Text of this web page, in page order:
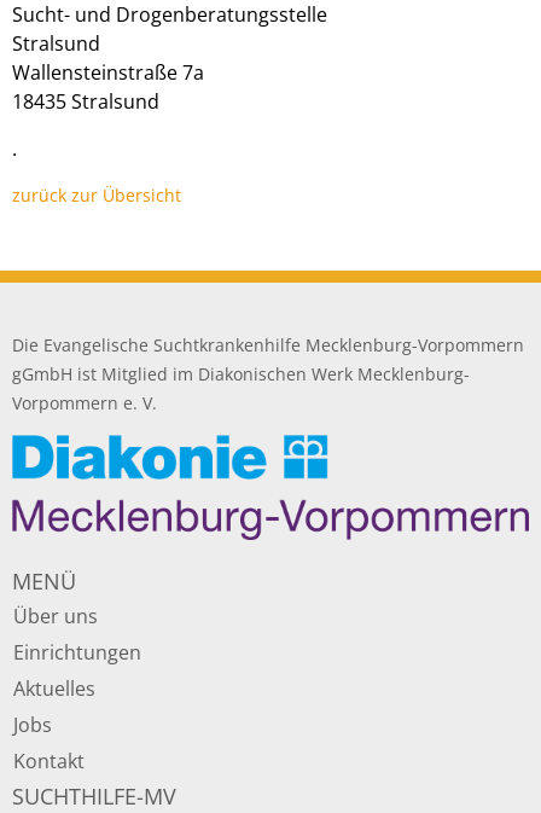
Sucht- und Drogenberatungsstelle
Stralsund
Wallensteinstraße 7a
18435 Stralsund
.
zurück zur Übersicht
Die Evangelische Suchtkrankenhilfe Mecklenburg-Vorpommern
gGmbH ist Mitglied im Diakonischen Werk Mecklenburg-
Vorpommern e. V.
MENÜ
Über uns
Einrichtungen
Aktuelles
Jobs
Kontakt
SUCHTHILFE-MV